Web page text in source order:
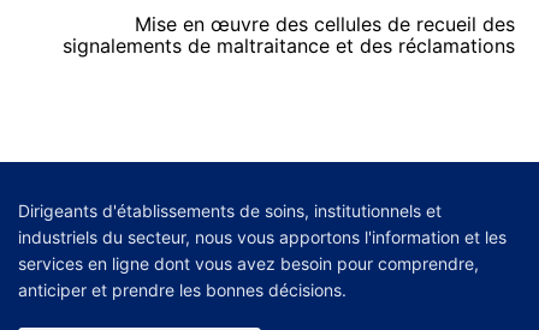
Mise en œuvre des cellules de recueil des
signalements de maltraitance et des réclamations
Dirigeants d'établissements de soins, institutionnels et
industriels du secteur, nous vous apportons l'information et les
services en ligne dont vous avez besoin pour comprendre,
anticiper et prendre les bonnes décisions.